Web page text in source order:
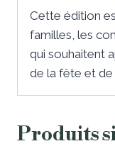
Cette édition
familles, les
qui souhaitent
de la fête et de
Produits